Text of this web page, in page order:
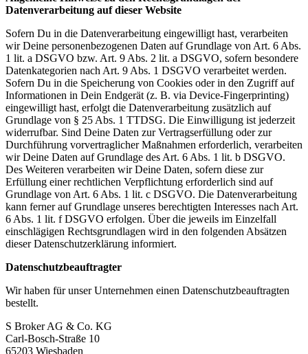
Datenverarbeitung auf dieser Website
Sofern Du in die Datenverarbeitung eingewilligt hast, verarbeiten
wir Deine personenbezogenen Daten auf Grundlage von Art. 6 Abs.
1 lit. a DSGVO bzw. Art. 9 Abs. 2 lit. a DSGVO, sofern besondere
Datenkategorien nach Art. 9 Abs. 1 DSGVO verarbeitet werden.
Sofern Du in die Speicherung von Cookies oder in den Zugriff auf
Informationen in Dein Endgerät (z. B. via Device-Fingerprinting)
eingewilligt hast, erfolgt die Datenverarbeitung zusätzlich auf
Grundlage von § 25 Abs. 1 TTDSG. Die Einwilligung ist jederzeit
widerrufbar. Sind Deine Daten zur Vertragserfüllung oder zur
Durchführung vorvertraglicher Maßnahmen erforderlich, verarbeiten
wir Deine Daten auf Grundlage des Art. 6 Abs. 1 lit. b DSGVO.
Des Weiteren verarbeiten wir Deine Daten, sofern diese zur
Erfüllung einer rechtlichen Verpflichtung erforderlich sind auf
Grundlage von Art. 6 Abs. 1 lit. c DSGVO. Die Datenverarbeitung
kann ferner auf Grundlage unseres berechtigten Interesses nach Art.
6 Abs. 1 lit. f DSGVO erfolgen. Über die jeweils im Einzelfall
einschlägigen Rechtsgrundlagen wird in den folgenden Absätzen
dieser Datenschutzerklärung informiert.
Datenschutzbeauftragter
Wir haben für unser Unternehmen einen Datenschutzbeauftragten
bestellt.
S Broker AG & Co. KG
Carl-Bosch-Straße 10
65203 Wiesbaden